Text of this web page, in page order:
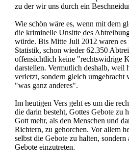
zu der wir uns durch ein
Wie schön wäre es, wenn mit dem
die kriminelle Unsitte des
würde. Bis Mitte Juli 2012 waren es
Statistik, schon wieder 62.350
offensichtlich keine "rechtswidrige
darstellen. Vermutlich deshalb, weil
verletzt, sondern gleich umgebracht
"was ganz anderes".
Im heutigen Vers geht es um die
die darin besteht, Gottes Gebote zu
Gott mehr, als den Menschen und
Richtern, zu gehorchen. Vor allem
selbst die Gebote zu halten,
Gebote einzutreten.